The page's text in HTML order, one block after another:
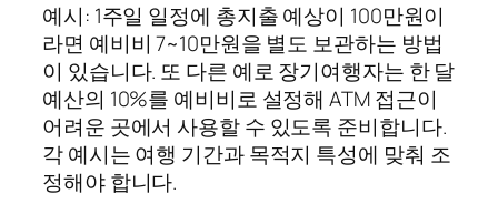
예시: 1주일 일정에 총지출 예상이 100만원이
라면 예비비 7~10만원을 별도 보관하는 방법
이 있습니다. 또 다른 예로 장기여행자는 한 달
예산의 10%를 예비비로 설정해 ATM 접근이
어려운 곳에서 사용할 수 있도록 준비합니다.
각 예시는 여행 기간과 목적지 특성에 맞춰 조
정해야 합니다.